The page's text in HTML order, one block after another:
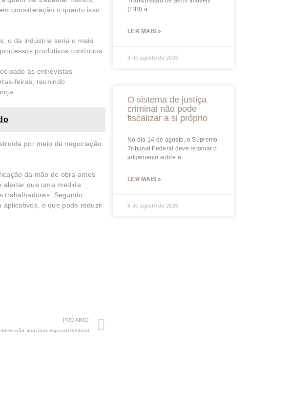
consideração o quanto isso
o da indústria seria o mais
produtivos contínuos.
às entrevistas
feiras, reunindo
por meio de negociação
da mão de obra antes
alertar que uma medida
trabalhadores. Segundo
aplicativos, o que pode reduzir
PRÓXIMO
não atrai foro especial eleitoral
(ITBI) à
LER MAIS »
6 de agosto de 2026
O sistema de justiça
criminal não pode
fiscalizar a si próprio
No dia 14 de agosto, o Supremo
Tribunal Federal deve retomar o
julgamento sobre a
LER MAIS »
6 de agosto de 2026